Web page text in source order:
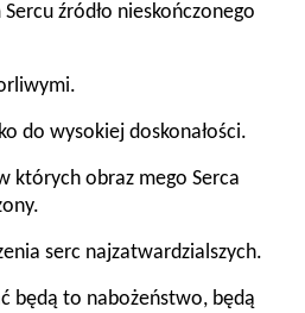
źródło nieskończonego
do wysokiej doskonałości.
których obraz mego Serca
serc najzatwardzialszych.
będą to nabożeństwo, będą